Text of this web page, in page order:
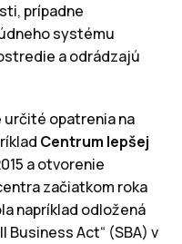
prípadne
systému
a odrádzajú
určité opatrenia na
Centrum lepšej
a otvorenie
začiatkom roka
napríklad odložená
Business Act“ (SBA) v